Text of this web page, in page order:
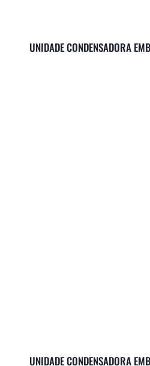
UNIDADE CONDENSADORA
UNIDADE CONDENSADORA